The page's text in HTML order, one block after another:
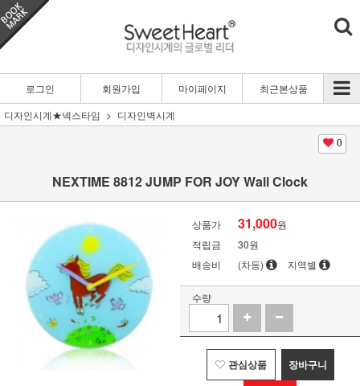
로그인 회원가입 마이페이지
최근본상품
디자인시계★넥스타임
디자인벽시계
0
NEXTIME 8812 JUMP FOR JOY Wall Clock
상품가 31,000원
적립금
30원
배송비
(차등) 지역별
수량
관심상품 장바구니